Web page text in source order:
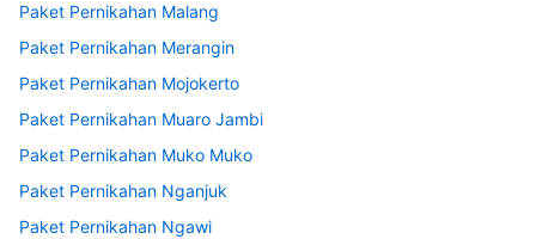
Paket Pernikahan Malang
Paket Pernikahan Merangin
Paket Pernikahan Mojokerto
Paket Pernikahan Muaro Jambi
Paket Pernikahan Muko Muko
Paket Pernikahan Nganjuk
Paket Pernikahan Ngawi